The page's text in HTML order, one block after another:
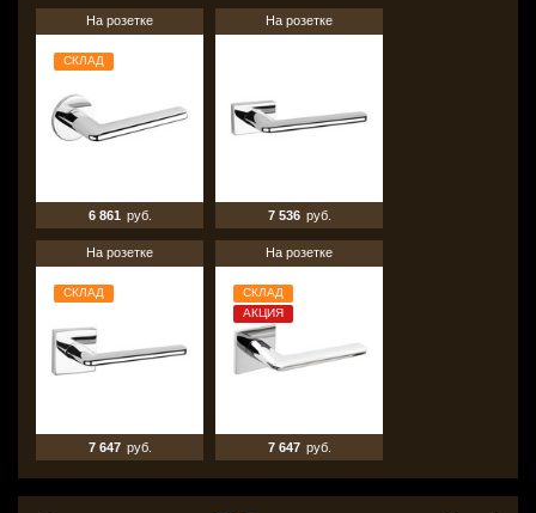
На розетке
СКЛАД
6 861 руб.
На розетке
7 536 руб.
На розетке
СКЛАД
7 647 руб.
На розетке
СКЛАД
АКЦИЯ
7 647 руб.